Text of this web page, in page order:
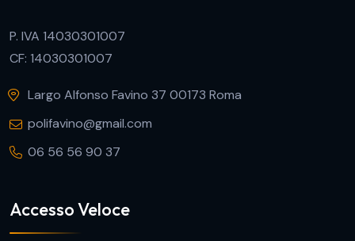
P. IVA 14030301007
CF: 14030301007
Largo Alfonso Favino 37 00173 Roma
polifavino@gmail.com
06 56 56 90 37
Accesso Veloce